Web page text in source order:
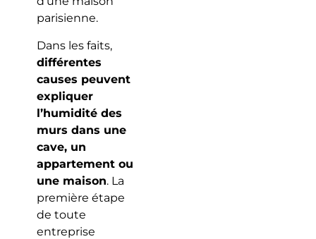
parisienne.
Dans les faits,
différentes
causes peuvent
expliquer
l’humidité des
murs dans une
cave, un
appartement ou
une maison. La
première étape
de toute
entreprise